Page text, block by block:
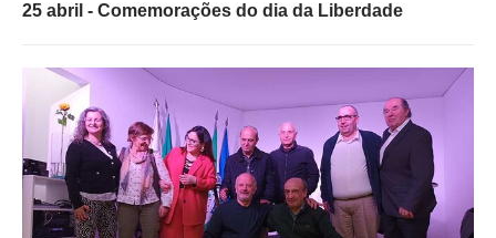
25 abril - Comemorações do dia da Liberdade